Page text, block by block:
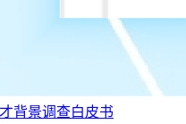
背景调查白皮书